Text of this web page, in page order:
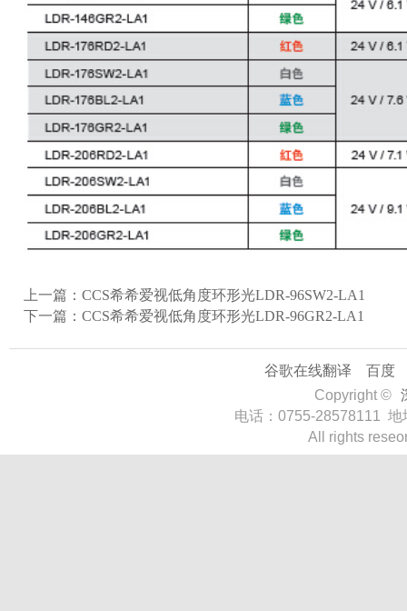
上一篇： CCS希希爱视低角度环形光LDR-96SW2-LA1
下一篇： CCS希希爱视低角度环形光LDR-96GR2-LA1
谷歌在线翻译
百度
Copyright ©
电话：0755-28578111 地
All rights